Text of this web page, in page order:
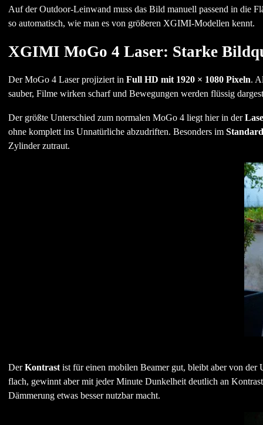
Auf der Outdoor-Leinwand muss das Bild manuell passend in die
so automatisch, wie man es von größeren XGIMI-Modellen kennt.
XGIMI MoGo 4 Laser: Starke
Der MoGo 4 Laser projiziert in Full HD mit 1920 × 1080 Pixeln.
sauber, Filme wirken scharf und Bewegungen werden flüssig
Der größte Unterschied zum normalen MoGo 4 liegt hier in der
ohne komplett ins Unnatürliche abzudriften. Besonders im
Zylinder zutraut.
DerKontrastist für einen mobilen Beamer gut, bleibt aber von der
flach, gewinnt aber mit jeder Minute Dunkelheit deutlich an
Dämmerung etwas besser nutzbar macht.